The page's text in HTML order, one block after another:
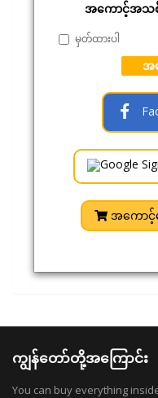
အကောင့်အသစ်
မှတ်ထားပါ
အ
အကောင့်
ကျွန်တော်တို့အကြောင်း
You can buy everything